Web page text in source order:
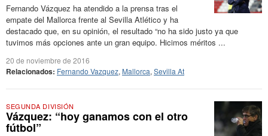
Fernando Vázquez ha atendido a la prensa tras el
empate del Mallorca frente al Sevilla Atlético y ha
destacado que, en su opinión, el resultado “no ha sido justo ya que
tuvimos más opciones ante un gran equipo. Hicimos méritos ...
20 de noviembre de 2016
Relacionados: Fernando Vazquez, Mallorca, Sevilla At
SEGUNDA DIVISIÓN
Vázquez: “hoy ganamos con el otro
fútbol”